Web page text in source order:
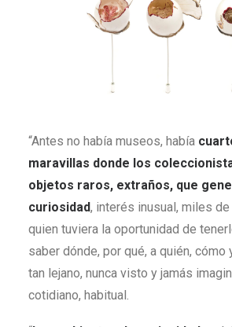
“Antes no había museos, había
maravillas donde los
objetos raros, extraños, que
curiosidad, interés inusual, miles
quien tuviera la oportunidad de
saber dónde, por qué, a quién, cómo
tan lejano, nunca visto y jamás
cotidiano, habitual.